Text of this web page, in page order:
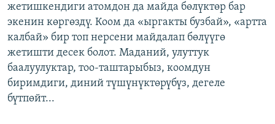
жетишкендиги атомдон да майда бөлүктөр бар
экенин көргөздү. Коом да «ыргакты бузбай», «артта
калбай» бир топ нерсени майдалап бөлүүгө
жетишти десек болот. Маданий, улуттук
баалуулуктар, тоо-таштарыбыз, коомдун
биримдиги, диний түшүнүктөрүбүз, дегеле
бүтпөйт...